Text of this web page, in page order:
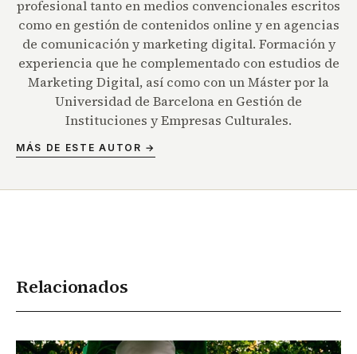
profesional tanto en medios convencionales escritos
como en gestión de contenidos online y en agencias
de comunicación y marketing digital. Formación y
experiencia que he complementado con estudios de
Marketing Digital, así como con un Máster por la
Universidad de Barcelona en Gestión de
Instituciones y Empresas Culturales.
MÁS DE ESTE AUTOR →
Relacionados